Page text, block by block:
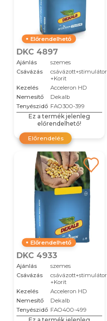
Előrendelhető
DKC 4897
Ajánlás
szemes
Csávázás
csávázott+stimulátor
+Korit
Kezelés
Acceleron HD
Nemesítő
Dekalb
Tenyészidő FAO300-399
Ez a termék jelenleg
előrendelhető!
Előrendelés
Előrendelhető
DKC 4933
Ajánlás
szemes
Csávázás
csávázott+stimulátor
+Korit
Kezelés
Acceleron HD
Nemesítő
Dekalb
Tenyészidő FAO400-499